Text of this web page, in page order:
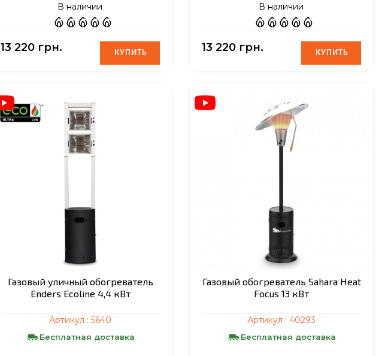
В наличии
13 220 грн. КУПИТЬ
КУПИТЬ
В наличии
13 220 грн. КУПИТЬ
КУПИТЬ
Газовый уличный обогреватель
Enders Ecoline 4,4 кВт
Артикул : 5640
Бесплатная доставка
Газовый обогреватель Sahara Heat
Focus 13 кВт
Артикул : 40293
Бесплатная доставка